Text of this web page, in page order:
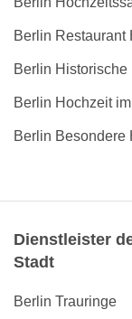
Berlin Restaurant
Berlin Historische
Berlin Hochzeit
Berlin Besondere
Dienstleister
Stadt
Berlin Trauringe